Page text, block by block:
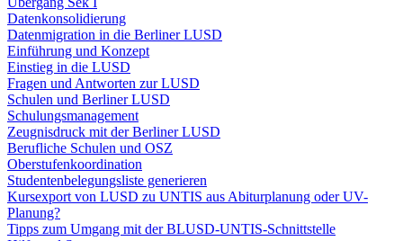
Datenkonsolidierung
Datenmigration in die Berliner LUSD
Einführung und Konzept
Einstieg in die LUSD
Fragen und Antworten zur LUSD
Schulen und Berliner LUSD
Schulungsmanagement
Zeugnisdruck mit der Berliner LUSD
Berufliche Schulen und OSZ
Oberstufenkoordination
Studentenbelegungsliste generieren
Kursexport von LUSD zu UNTIS aus Abiturplanung oder UV-
Planung?
Tipps zum Umgang mit der BLUSD-UNTIS-Schnittstelle